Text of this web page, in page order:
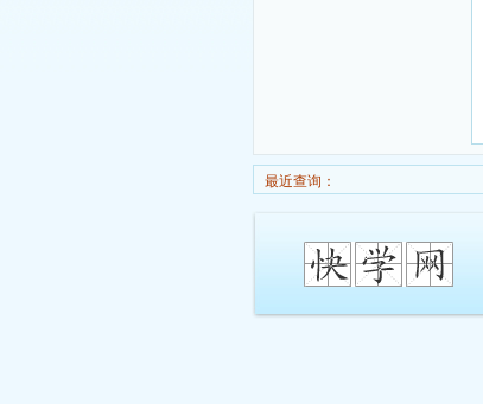
最近查询：